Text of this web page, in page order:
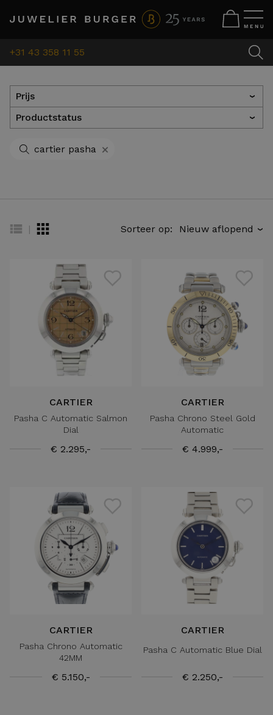
+31 43 358 11 55
Prijs ›
Productstatus ›
cartier pasha +
| Sorteer op: ›
CARTIER
Pasha C Automatic Salmon
Dial
€ 2.295,-
CARTIER
Pasha Chrono Steel Gold
Automatic
€ 4.999,-
CARTIER
Pasha Chrono Automatic
42MM
€ 5.150,-
CARTIER
Pasha C Automatic Blue Dial
€ 2.250,-